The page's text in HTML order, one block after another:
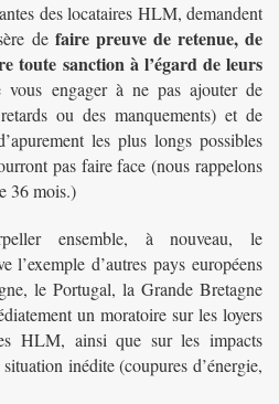
des locataires HLM, demandent
de faire preuve de retenue, de
toute sanction à l’égard de leurs
vous engager à ne pas ajouter de
ou des manquements) et de
les plus longs possibles
pas faire face (nous rappelons
36 mois.)
ensemble, à nouveau, le
l’exemple d’autres pays européens
le Portugal, la Grande Bretagne
un moratoire sur les loyers
HLM, ainsi que sur les impacts
inédite (coupures d’énergie,